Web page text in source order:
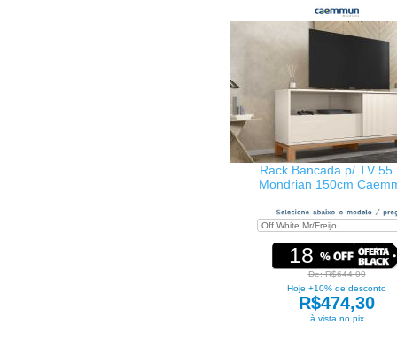
Rack Bancada p/ TV 55
Mondrian 150cm
18
De: R$644,00
Hoje +10% de desconto
R$474,30
à vista no pix